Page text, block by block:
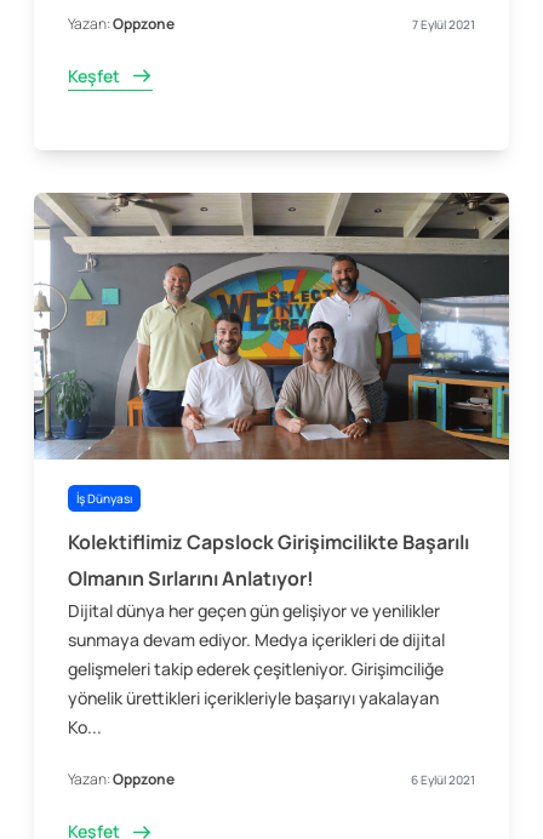
Yazan:Oppzone 7 Eylül 2021
Keşfet
İş Dünyası
Kolektiflimiz Capslock Girişimcilikte Başarılı
Olmanın Sırlarını Anlatıyor!
Dijital dünya her geçen gün gelişiyor ve yenilikler
sunmaya devam ediyor. Medya içerikleri de dijital
gelişmeleri takip ederek çeşitleniyor. Girişimciliğe
yönelik ürettikleri içerikleriyle başarıyı yakalayan
Ko...
Yazan:Oppzone 6 Eylül 2021
Keşfet